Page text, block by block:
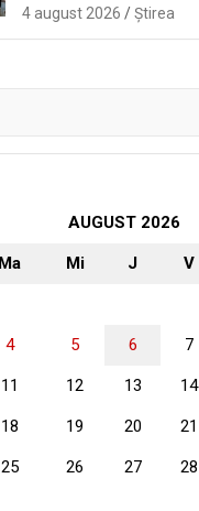
4 august 2026 Ştirea
AUGUST 2026
Ma Mi J V
4 5 6 7
11 12 13 14
18 19 20 21
25 26 27 28